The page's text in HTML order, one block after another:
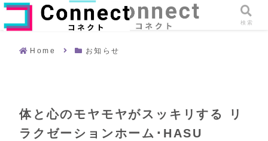
Home お知らせ
体と心のモヤモヤがスッキリする リ
ラクゼーションホーム･HASU
メニュー 検索